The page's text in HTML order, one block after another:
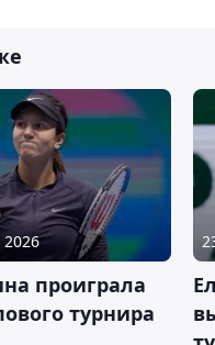
2026
проиграла
турнира